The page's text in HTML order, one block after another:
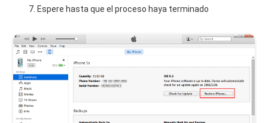
Espere hasta que el proceso haya terminado